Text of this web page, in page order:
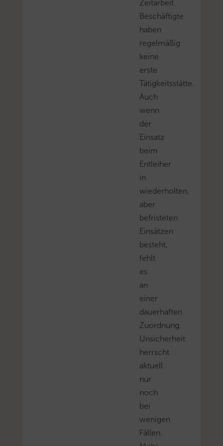
Zeitarbeit
Beschäftigte
haben
regelmäßig
keine
erste
Tätigkeitsstätte.
Auch
wenn
der
Einsatz
beim
Entleiher
in
wiederholten,
aber
befristeten
Einsätzen
besteht,
fehlt
es
an
einer
dauerhaften
Zuordnung.
Unsicherheit
herrscht
aktuell
nur
noch
bei
wenigen
Fällen.